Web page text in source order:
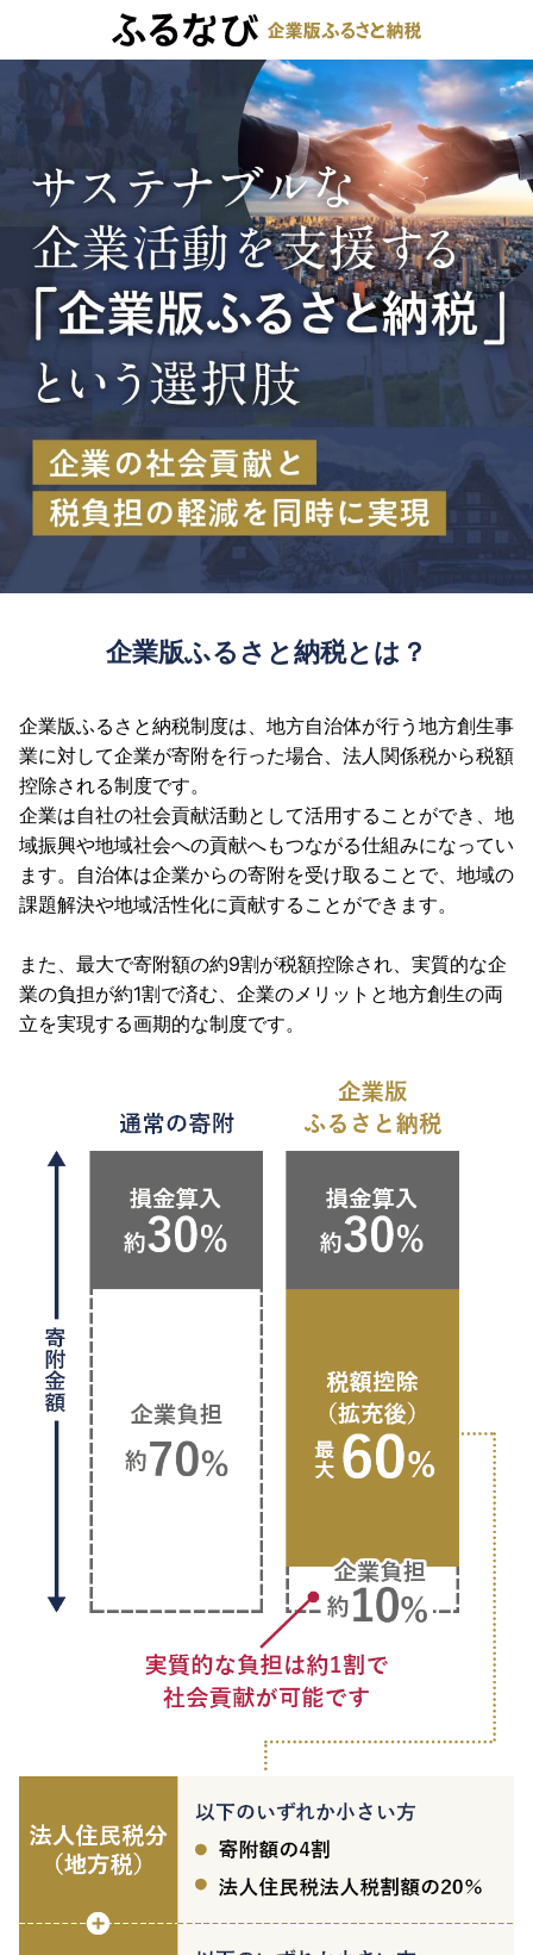
企業版ふるさと納税とは？
企業版ふるさと納税制度は、地方自治体が行う地方創生事
業に対して企業が寄附を行った場合、法人関係税から税額
控除される制度です。
企業は自社の社会貢献活動として活用することができ、地
域振興や地域社会への貢献へもつながる仕組みになってい
ます。自治体は企業からの寄附を受け取ることで、地域の
課題解決や地域活性化に貢献することができます。
また、最大で寄附額の約9割が税額控除され、実質的な企
業の負担が約1割で済む、企業のメリットと地方創生の両
立を実現する画期的な制度です。